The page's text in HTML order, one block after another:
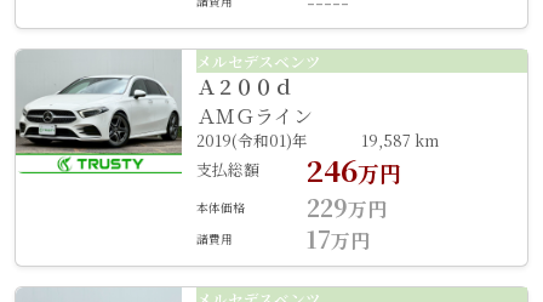
メルセデスベンツ
Ａ２００ｄ
ＡＭＧライン
2019(令和01)年
19,587 km
支払総額
246万円
本体価格 229万円
諸費用 17万円